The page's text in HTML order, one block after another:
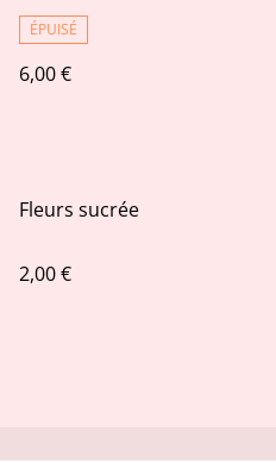
ÉPUISÉ
6,00 €
Fleurs sucrée
2,00 €